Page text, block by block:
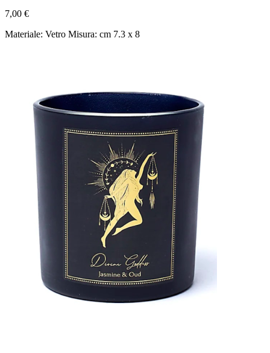
7,00 €
Materiale: Vetro Misura: cm 7.3 x 8